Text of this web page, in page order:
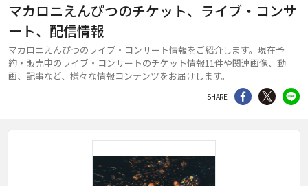
マカロニえんぴつのチケット、ライブ・コンサ
ート、配信情報
マカロニえんぴつのライブ・コンサート情報をご紹介します。現在予
約・販売中のライブ・コンサートのチケット情報11件や関連画像、動
画、記事など、様々な情報コンテンツをお届けします。
SHARE シェア Twitter